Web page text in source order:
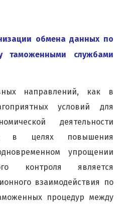
обмена данных по
таможенными службами
направлений, как в
условий для
деятельности
в целях повышения
упрощении
контроля является
взаимодействия по
процедур между